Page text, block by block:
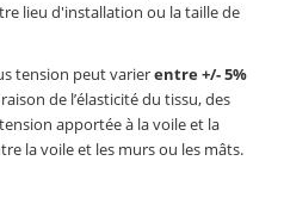
lieu d'installation ou la taille de
tension peut varierentre +/- 5%
de l’élasticité du tissu, des
apportée à la voile et la
la voile et les murs ou les mâts.